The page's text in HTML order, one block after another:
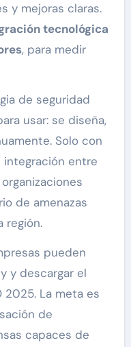
y mejoras claras.
tecnológica
, para medir
de seguridad
usar: se diseña,
Solo con
entre
de amenazas
región.
pueden
y descargar el
2025. La meta es
de
capaces de